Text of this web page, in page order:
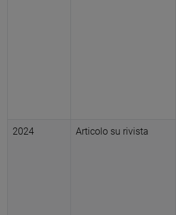
2024 Articolo su rivista